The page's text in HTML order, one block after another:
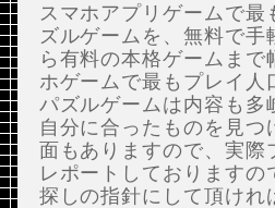
スマホアプリゲームで最
ズルゲームを、無料で手
ら有料の本格ゲームまで
ホゲームで最もプレイ人
パズルゲームは内容も多
自分に合ったものを見つ
面もありますので、実際
レポートしておりますの
探しの指針にして頂けれ